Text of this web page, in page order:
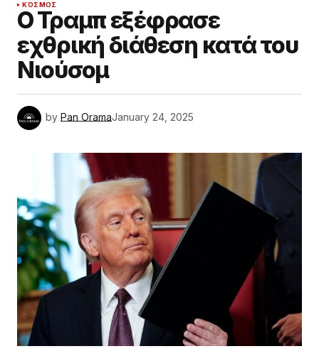
ΚΌΣΜΟΣ
Ο Τραμπ εξέφρασε
εχθρική διάθεση κατά του
Νιούσομ
by Pan OramaJanuary 24, 2025